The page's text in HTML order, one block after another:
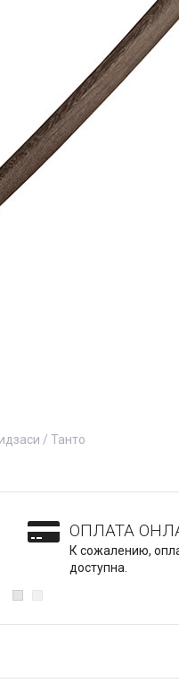
/ Танто
ОПЛАТА
К сожалению,
доступна.